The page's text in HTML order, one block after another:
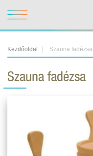
Kezdőoldal Szauna fadézsa
Szauna fadézsa